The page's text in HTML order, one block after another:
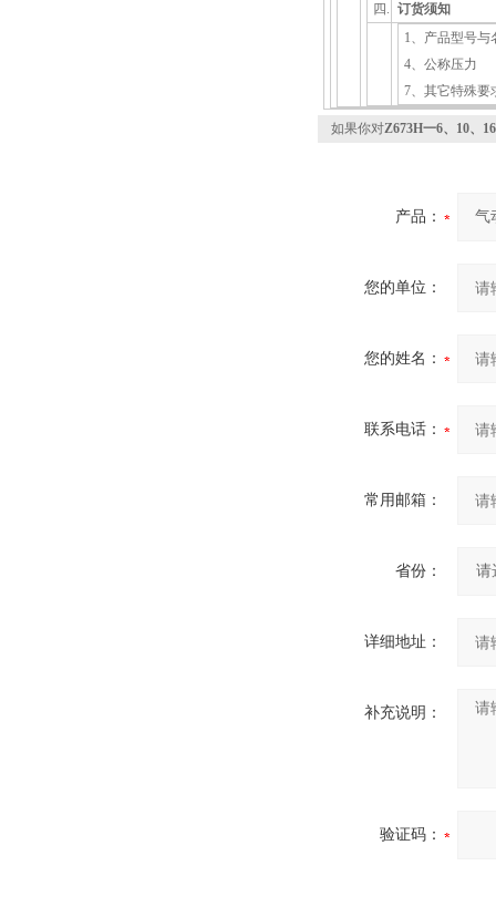
四. 订货须知
1、产品型号与
4、公称压力
7、其它特殊要
如果你对Z673H一6、10、
产品：
您的单位：
您的姓名：
联系电话：
常用邮箱：
省份：
详细地址：
补充说明：
验证码：